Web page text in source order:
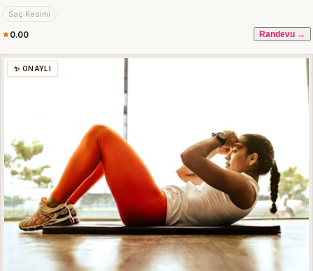
Saç Kesimi
0.00 Randevu →
✨ ONAYLI